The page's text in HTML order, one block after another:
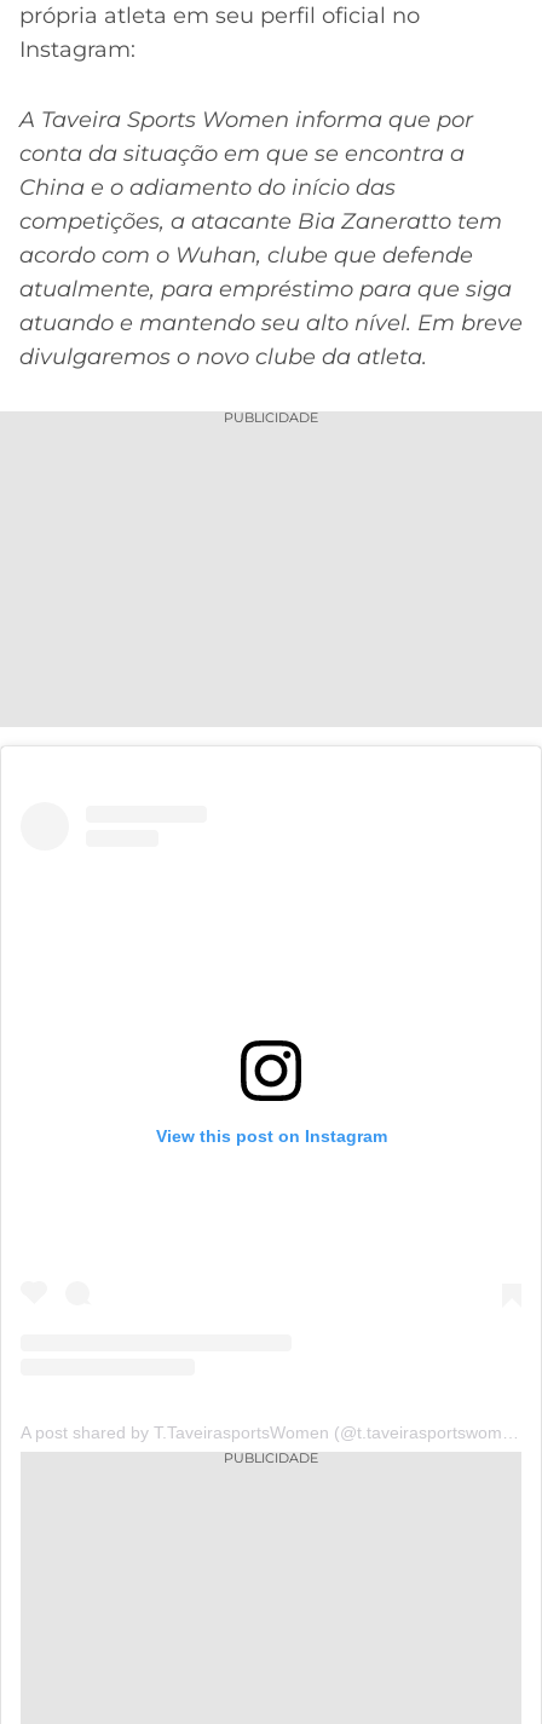
própria atleta em seu perfil oficial no
Instagram:
A Taveira Sports Women informa que por
conta da situação em que se encontra a
China e o adiamento do início das
competições, a atacante Bia Zaneratto tem
acordo com o Wuhan, clube que defende
atualmente, para empréstimo para que siga
atuando e mantendo seu alto nível. Em breve
divulgaremos o novo clube da atleta.
PUBLICIDADE
View this post on Instagram
PUBLICIDADE